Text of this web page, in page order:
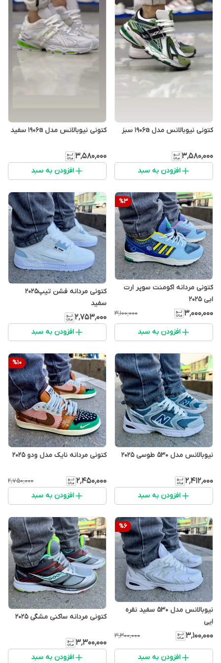
کتونی نیوبالانس مدل 1906a سبز
۳٬۵۸۰٬۰۰۰
افزودن به سبد
کتونی نیوبالانس مدل 1906a سفید
۳٬۵۸۰٬۰۰۰
افزودن به سبد
%3
کتونی مردانه اکومنت سوپر ارت
ابی 2025
۳٬۰۰۰٬۰۰۰ ۳٬۱۰۰٬۰۰۰
افزودن به سبد
کتونی مردانه فشن تیپ2025
سفید
۲٬۷۵۳٬۰۰۰
افزودن به سبد
نیوبالانس مدل 530 طوسی 2025
۲٬۴۱۲٬۰۰۰
افزودن به سبد
%10
کتونی مردانه نایک مدل ودو 2025
۲٬۴۵۰٬۰۰۰ ۲٬۷۵۰٬۰۰۰
افزودن به سبد
%6
نیوبالانس مدل 530 سفید نقره
ایی
۳٬۱۰۰٬۰۰۰ ۳٬۳۰۰٬۰۰۰
افزودن به سبد
کتونی مردانه ساکنی مشگی 2025
۳٬۳۰۰٬۰۰۰
افزودن به سبد